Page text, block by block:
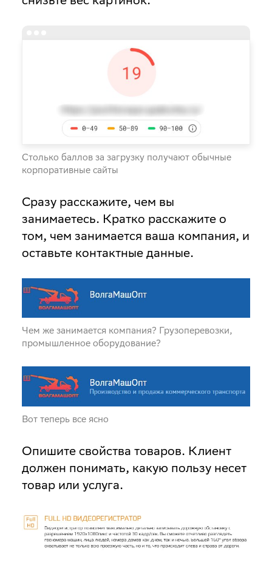
Столько баллов за загрузку получают обычные
корпоративные сайты
Сразу расскажите, чем вы
занимаетесь. Кратко расскажите о
том, чем занимается ваша компания, и
оставьте контактные данные.
Чем же занимается компания? Грузоперевозки,
промышленное оборудование?
Вот теперь все ясно
Опишите свойства товаров. Клиент
должен понимать, какую пользу несет
товар или услуга.